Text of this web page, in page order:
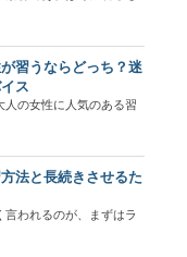
習うならどっち？迷
ス
人の女性に人気のある習
法と長続きさせるた
われるのが、まずはラ